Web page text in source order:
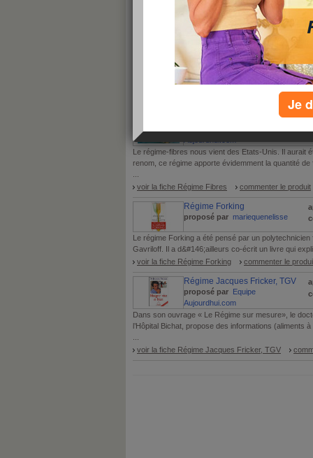
tous les régimes par ordre alphabétique :
E F H I J K L
Tous les produits minceur commençant par
Le régime-fibres nous vient des Etats-Unis. Il aurait
renom, ce régime apporte évidemment la quantité
voir la fiche Régime Fibres
commenter le produit
Régime Forking
proposé par mariequenelisse
Le régime Forking a été pensé par un
Gavriloff. Il a d&#146;ailleurs co-écrit un livre qui
voir la fiche Régime Forking
commenter le
Régime Jacques Fricker, TGV
proposé par Equipe
Aujourdhui.com
Dans son ouvrage « Le Régime sur mesure», le
l’Hôpital Bichat, propose des informations (aliments
voir la fiche Régime Jacques Fricker, TGV
Je